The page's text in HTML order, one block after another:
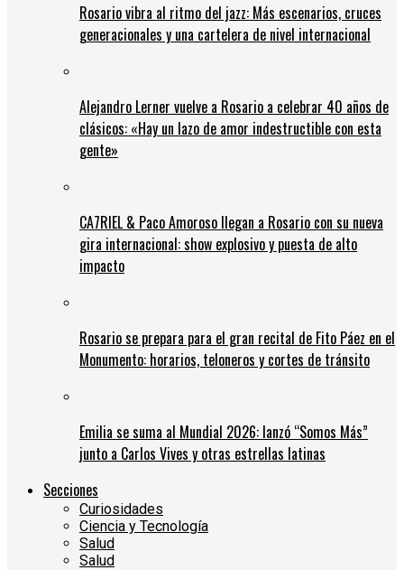
Rosario vibra al ritmo del jazz: Más escenarios, cruces
generacionales y una cartelera de nivel internacional
Alejandro Lerner vuelve a Rosario a celebrar 40 años de
clásicos: «Hay un lazo de amor indestructible con esta
gente»
CA7RIEL & Paco Amoroso llegan a Rosario con su nueva
gira internacional: show explosivo y puesta de alto
impacto
Rosario se prepara para el gran recital de Fito Páez en el
Monumento: horarios, teloneros y cortes de tránsito
Emilia se suma al Mundial 2026: lanzó “Somos Más”
junto a Carlos Vives y otras estrellas latinas
Secciones
Curiosidades
Ciencia y Tecnología
Salud
Salud